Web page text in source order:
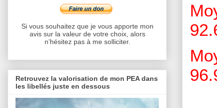
Si vous souhaitez que je vous apporte mon
avis sur la valeur de votre choix, alors
n’hésitez pas à me solliciter.
Retrouvez la valorisation de mon PEA dans
les libellés juste en dessous